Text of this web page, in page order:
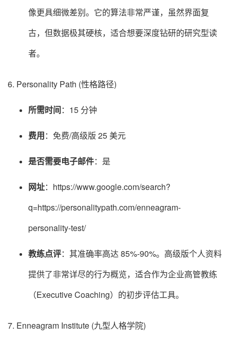
像更具细微差别。它的算法非常严谨，虽然界面复
古，但数据极其硬核，适合想要深度钻研的研究型读
者。
6. Personality Path (性格路径)
所需时间：15 分钟
费用：免费/高级版 25 美元
是否需要电子邮件：是
网址：https://www.google.com/search?
q=https://personalitypath.com/enneagram-
personality-test/
教练点评：其准确率高达 85%-90%。高级版个人资料
提供了非常详尽的行为概览，适合作为企业高管教练
（Executive Coaching）的初步评估工具。
7. Enneagram Institute (九型人格学院)